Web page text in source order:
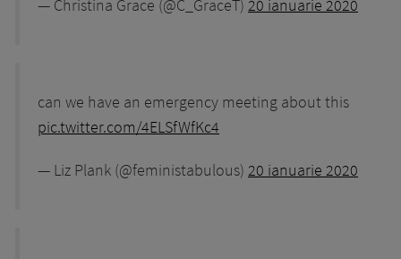
— Christina Grace (@C_GraceT) 20 ianuarie 2020
can we have an emergency meeting about this
pic.twitter.com/4ELSfWfKc4
— Liz Plank (@feministabulous) 20 ianuarie 2020